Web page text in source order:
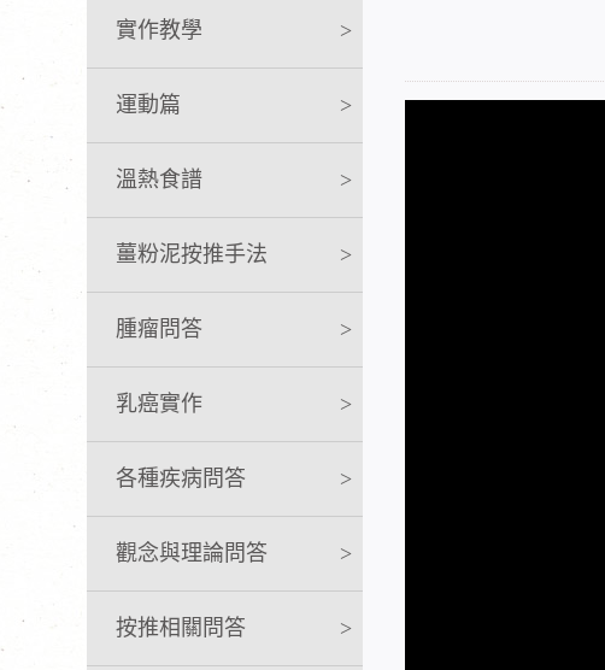
實作教學 >
運動篇 >
溫熱食譜 >
薑粉泥按推手法 >
腫瘤問答 >
乳癌實作 >
各種疾病問答 >
觀念與理論問答 >
按推相關問答 >